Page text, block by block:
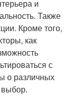
и
Также
Кроме того,
как
с
о различных